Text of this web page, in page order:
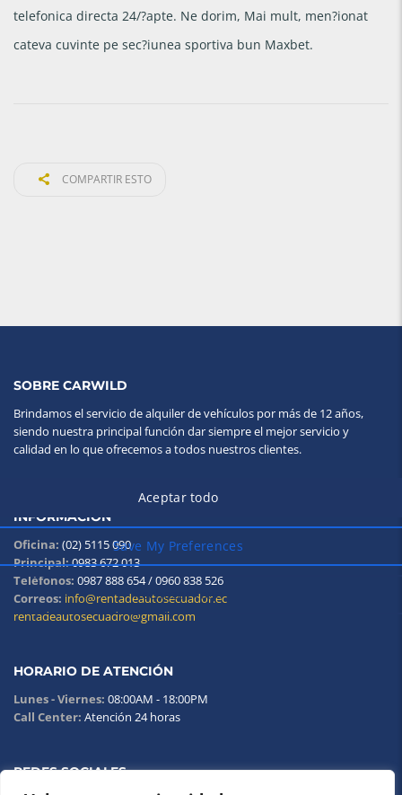
telefonica directa 24/?apte. Ne dorim, Mai mult, men?ionat
cateva cuvinte pe sec?iunea sportiva bun Maxbet.
COMPARTIR ESTO
SOBRE CARWILD
Brindamos el servicio de alquiler de vehículos por más de 12 años,
siendo nuestra principal función dar siempre el mejor servicio y
calidad en lo que ofrecemos a todos nuestros clientes.
INFORMACIÓN
Oficina: (02) 5115 090
Principal:0983 672 013
Teléfonos: 0987 888 654 / 0960 838 526
Correos: info@rentadeautosecuador.ec
rentadeautosecuadro@gmail.com
HORARIO DE ATENCIÓN
Lunes - Viernes: 08:00AM - 18:00PM
Call Center: Atención 24 horas
REDES SOCIALES